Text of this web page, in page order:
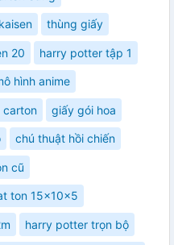
thùng giấy
20 harry potter tập 1
hình anime
carton giấy gói hoa
chú thuật hồi chiến
cũ
ton 15x10x5
harry potter trọn bộ